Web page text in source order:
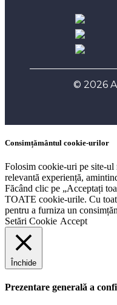
© 2026
Consimțământul cookie-urilor
Folosim cookie-uri pe site-ul
relevantă experiență,
Făcând clic pe „Acceptați
TOATE cookie-urile. Cu
pentru a furniza un
Setări Cookie Accept
Închide
Prezentare generală a